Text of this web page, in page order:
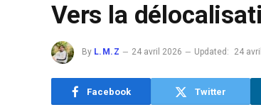
Vers la
By L.M.Z 24 avril 2026 Updated: 24
Facebook Twitter